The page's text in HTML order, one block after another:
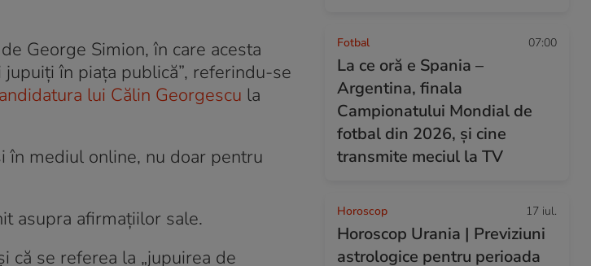
George Simion, în care acesta
în piața publică”, referindu-se
lui Călin Georgescu la
în mediul online, nu doar pentru
asupra afirmațiilor sale.
că se referea la „jupuirea de
Fotbal 07:00
La ce oră e Spania –
Argentina, finala
Campionatului Mondial de
fotbal din 2026, și cine
transmite meciul la TV
Horoscop 17 iul.
Horoscop Urania | Previziuni
astrologice pentru perioada